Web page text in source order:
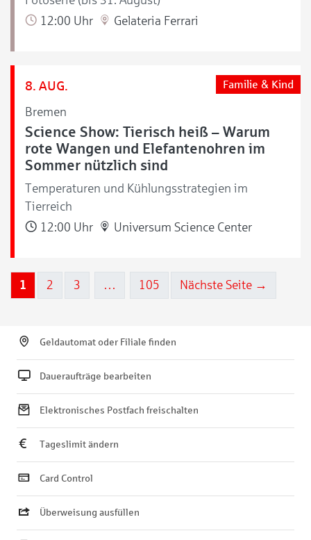
12:00 Uhr
Gelateria Ferrari
8. AUG.
Bremen
Familie & Kind
Science Show: Tierisch heiß – Warum
rote Wangen und Elefantenohren im
Sommer nützlich sind
Temperaturen und Kühlungsstrategien im
Tierreich
12:00 Uhr
Universum Science Center
1 2 3 … 105 Nächste Seite →
Geldautomat oder Filiale finden
Daueraufträge bearbeiten
Elektronisches Postfach freischalten
Tageslimit ändern
Card Control
Überweisung ausfüllen